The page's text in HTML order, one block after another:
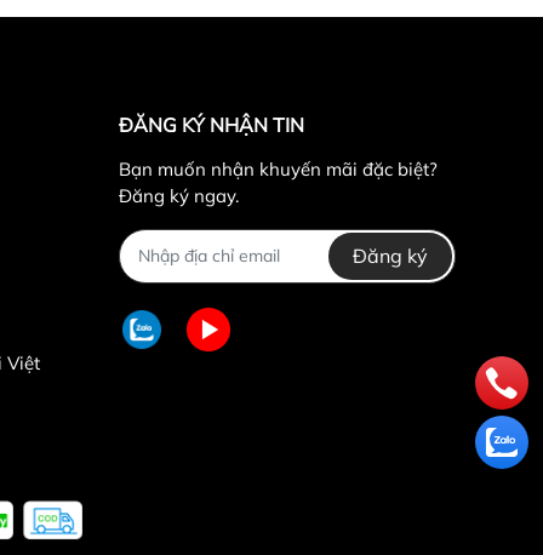
Việt
ĐĂNG KÝ NHẬN TIN
Bạn muốn nhận khuyến mãi đặc biệt?
Đăng ký ngay.
Đăng ký